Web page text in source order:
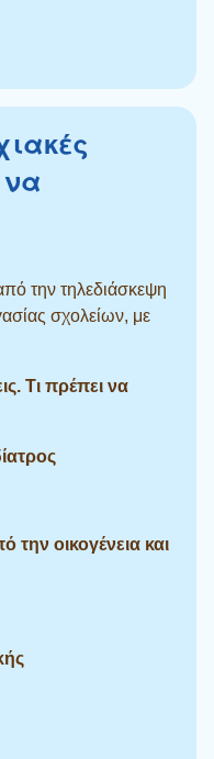
να
την τηλεδιάσκεψη
σχολείων, με
Τι πρέπει να
την οικογένεια και